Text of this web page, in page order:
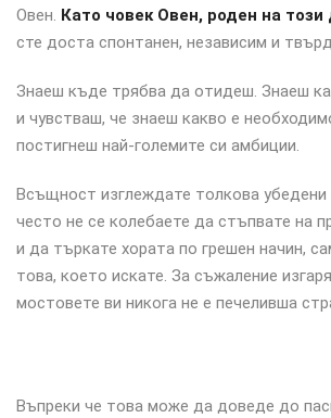
Овен. Като човек Овен, роден на този
сте доста спонтанен, независим и
Знаеш къде трябва да отидеш. Знаеш
и чувстваш, че знаеш какво е
постигнеш най-големите си амбиции.
Всъщност изглеждате толкова убедени
често не се колебаете да стъпвате на
и да търкате хората по грешен начин,
това, което искате. За съжаление
мостовете ви никога не е печеливша
Въпреки че това може да доведе до